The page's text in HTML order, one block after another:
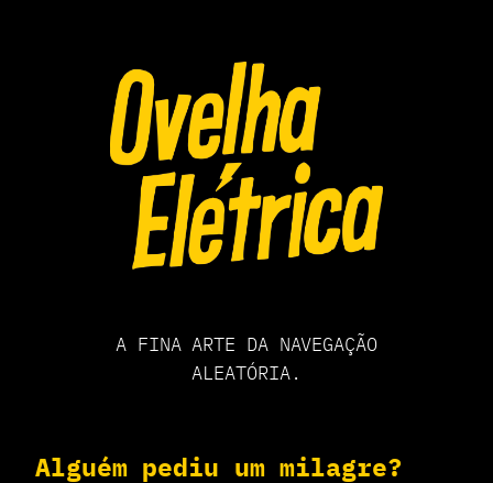
A FINA ARTE DA NAVEGAÇÃO
ALEATÓRIA.
Alguém pediu um milagre?